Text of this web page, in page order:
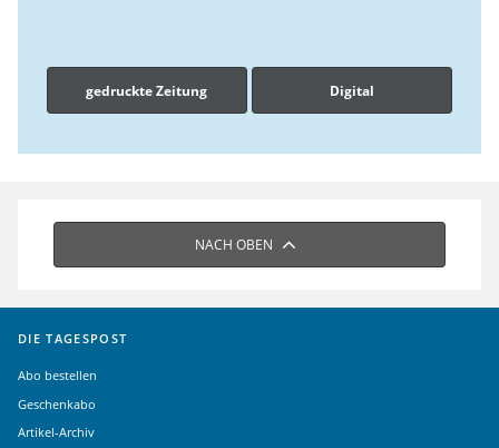
gedruckte Zeitung Digital
NACH OBEN
DIE TAGESPOST
Abo bestellen
Geschenkabo
Artikel-Archiv